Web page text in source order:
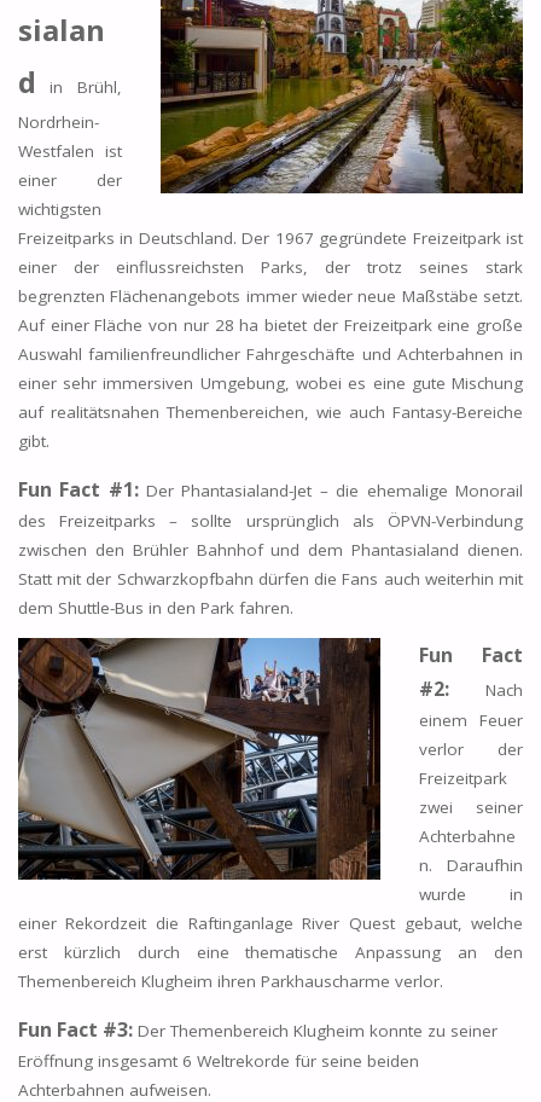
sialan
d
in Brühl,
Nordrhein-
Westfalen ist
einer der
wichtigsten
Freizeitparks in Deutschland. Der 1967 gegründete Freizeitpark ist
einer der einflussreichsten Parks, der trotz seines stark
begrenzten Flächenangebots immer wieder neue Maßstäbe setzt.
Auf einer Fläche von nur 28 ha bietet der Freizeitpark eine große
Auswahl familienfreundlicher Fahrgeschäfte und Achterbahnen in
einer sehr immersiven Umgebung, wobei es eine gute Mischung
auf realitätsnahen Themenbereichen, wie auch Fantasy-Bereiche
gibt.
Fun Fact #1:Der Phantasialand-Jet – die ehemalige Monorail
des Freizeitparks – sollte ursprünglich als ÖPVN-Verbindung
zwischen den Brühler Bahnhof und dem Phantasialand dienen.
Statt mit der Schwarzkopfbahn dürfen die Fans auch weiterhin mit
dem Shuttle-Bus in den Park fahren.
Fun Fact
#2:Nach
einem Feuer
verlor der
Freizeitpark
zwei seiner
Achterbahne
n. Daraufhin
wurde in
einer Rekordzeit die Raftinganlage River Quest gebaut, welche
erst kürzlich durch eine thematische Anpassung an den
Themenbereich Klugheim ihren Parkhauscharme verlor.
Fun Fact #3:Der Themenbereich Klugheim konnte zu seiner
Eröffnung insgesamt 6 Weltrekorde für seine beiden
Achterbahnen aufweisen.